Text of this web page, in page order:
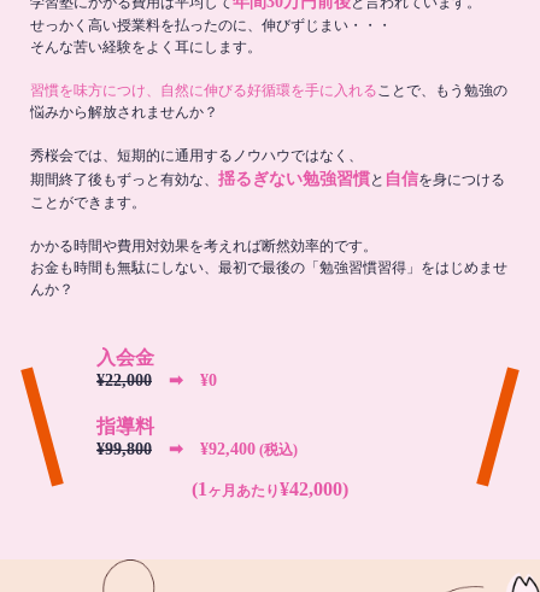
せっかく高い授業料を払ったのに、伸びずじまい・・・
そんな苦い経験をよく耳にします。
習慣を味方につけ、自然に伸びる好循環を手に入れることで、もう勉強の
悩みから解放されませんか？
秀桜会では、短期的に通用するノウハウではなく、
期間終了後もずっと有効な、 揺るぎない勉強習慣と 自信を身につける
ことができます。
かかる時間や費用対効果を考えれば断然効率的です。
お金も時間も無駄にしない、最初で最後の「勉強習慣習得」をはじめませ
んか？
入会金
¥22,000 ➡︎ ¥0
指導料
¥99,800 ➡︎ ¥92,400 (税込)
(1 ヶ月あたり¥42,000)